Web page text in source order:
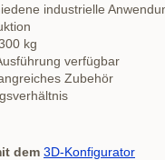
industrielle
kg
verfügbar
Zubehör
dem 3D-Konfigurator